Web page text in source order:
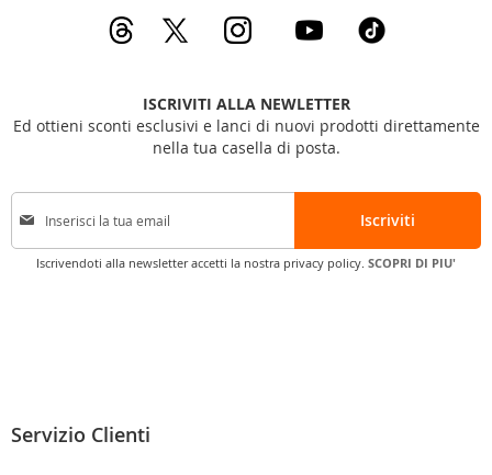
ISCRIVITI ALLA NEWLETTER
Ed ottieni sconti esclusivi e lanci di nuovi prodotti direttamente
nella tua casella di posta.
I
c
l
Iscriviti
Iscrivendoti alla newsletter accetti la nostra privacy policy. SCOPRI DI PIU'
Servizio Clienti